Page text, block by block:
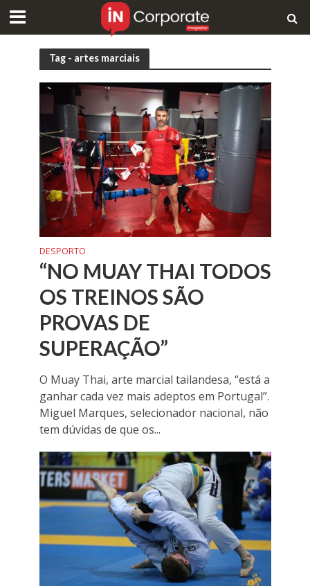
Tag - artes marciais
DESPORTO
“NO MUAY THAI TODOS
OS TREINOS SÃO
PROVAS DE
SUPERAÇÃO”
O Muay Thai, arte marcial tailandesa, “está a
ganhar cada vez mais adeptos em Portugal”.
Miguel Marques, selecionador nacional, não
tem dúvidas de que os...